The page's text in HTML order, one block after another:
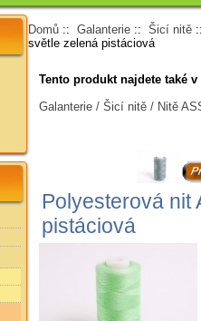
Domů ::Galanterie ::Šicí nitě
světle zelená pistáciová
Tento produkt najdete také
Galanterie / Šicí nitě / Nitě
Polyesterová nit
pistáciová